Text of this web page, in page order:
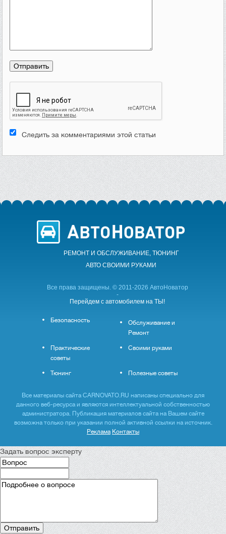
Следить за комментариями этой статьи
РЕМОНТ И ОБСЛУЖИВАНИЕ, ТЮНИНГ
АВТО CВОИМИ РУКАМИ
Все права защищены. © 2011-2026 АвтоНоватор
-
Перейдем с автомобилем на ТЫ!
Безопасность
Обслуживание и
Ремонт
Практические
советы
Своими руками
Тюнинг Полезные советы
Все материалы сайта CARNOVATO.RU написаны специально для
данного веб-ресурса и являются интеллектуальной собственностью
администратора. Публикация материалов сайта на Вашем сайте
возможна только при указании полной активной ссылки на источник.
Реклама Контакты
Задать вопрос эксперту